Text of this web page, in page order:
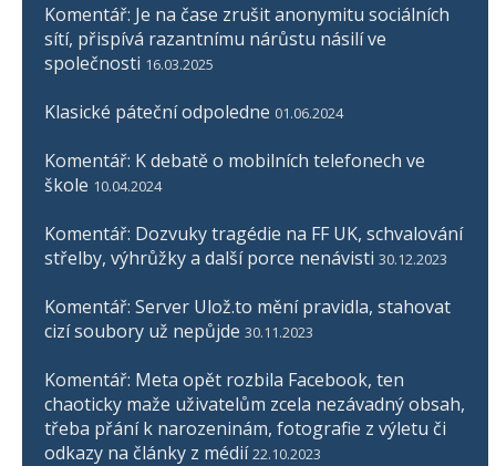
Komentář: Je na čase zrušit anonymitu sociálních
sítí, přispívá razantnímu nárůstu násilí ve
společnosti 16.03.2025
Klasické páteční odpoledne 01.06.2024
Komentář: K debatě o mobilních telefonech ve
škole 10.04.2024
Komentář: Dozvuky tragédie na FF UK, schvalování
střelby, výhrůžky a další porce nenávisti 30.12.2023
Komentář: Server Ulož.to mění pravidla, stahovat
cizí soubory už nepůjde 30.11.2023
Komentář: Meta opět rozbila Facebook, ten
chaoticky maže uživatelům zcela nezávadný obsah,
třeba přání k narozeninám, fotografie z výletu či
odkazy na články z médií 22.10.2023